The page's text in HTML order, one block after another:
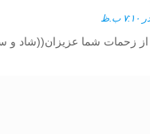
از زحمات شما عزیزان((شاد و